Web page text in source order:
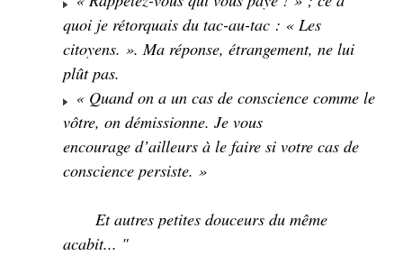
quoi je rétorquais du tac-au-tac : « Les
citoyens. ». Ma réponse, étrangement, ne lui
plût pas.
« Quand on a un cas de conscience comme le
vôtre, on démissionne. Je vous
encourage d’ailleurs à le faire si votre cas de
conscience persiste. »
Et autres petites douceurs du même
acabit... "